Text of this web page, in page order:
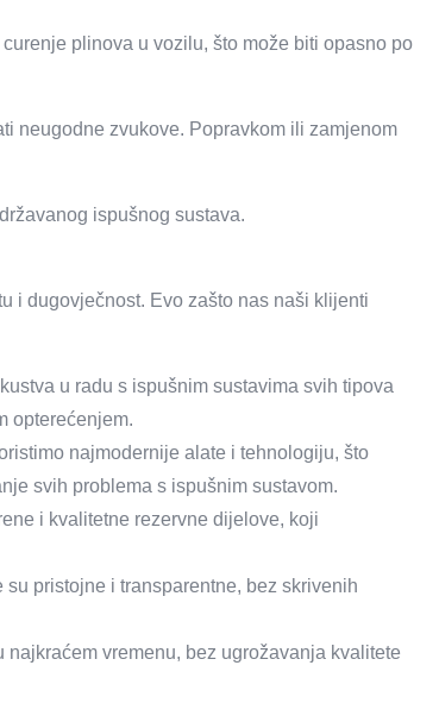
plinova u vozilu, što može biti opasno po
neugodne zvukove. Popravkom ili zamjenom
ispušnog sustava.
i dugovječnost. Evo zašto nas naši klijenti
u radu s ispušnim sustavima svih tipova
opterećenjem.
najmodernije alate i tehnologiju, što
svih problema s ispušnim sustavom.
i kvalitetne rezervne dijelove, koji
pristojne i transparentne, bez skrivenih
vremenu, bez ugrožavanja kvalitete